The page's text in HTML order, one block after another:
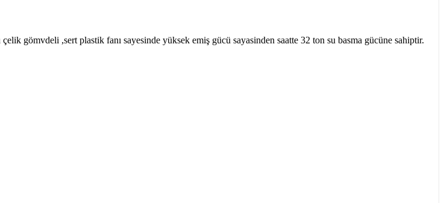
gömvdeli ,sert plastik fanı sayesinde yüksek emiş gücü sayasinden saatte 32 ton su basma gücüne sahiptir.